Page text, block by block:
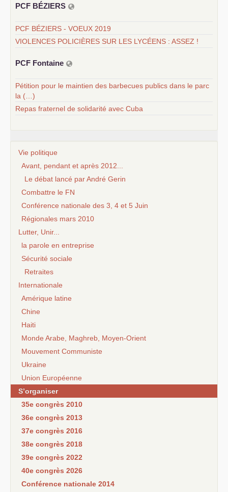
PCF BÉZIERS
PCF BÉZIERS - VOEUX 2019
VIOLENCES POLICIÈRES SUR LES LYCÉENS : ASSEZ !
PCF Fontaine
Pétition pour le maintien des barbecues publics dans le parc
la (…)
Repas fraternel de solidarité avec Cuba
Vie politique
Avant, pendant et après 2012...
Le débat lancé par André Gerin
Combattre le FN
Conférence nationale des 3, 4 et 5 Juin
Régionales mars 2010
Lutter, Unir...
la parole en entreprise
Sécurité sociale
Retraites
Internationale
Amérique latine
Chine
Haiti
Monde Arabe, Maghreb, Moyen-Orient
Mouvement Communiste
Ukraine
Union Européenne
S’organiser
35e congrès 2010
36e congrès 2013
37e congrès 2016
38e congrès 2018
39e congrès 2022
40e congrès 2026
Conférence nationale 2014